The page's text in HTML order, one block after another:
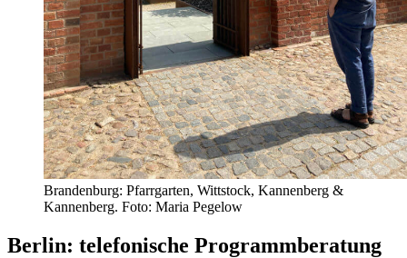
Brandenburg: Pfarrgarten, Wittstock, Kannenberg &
Kannenberg. Foto: Maria Pegelow
Berlin: telefonische Programmberatung